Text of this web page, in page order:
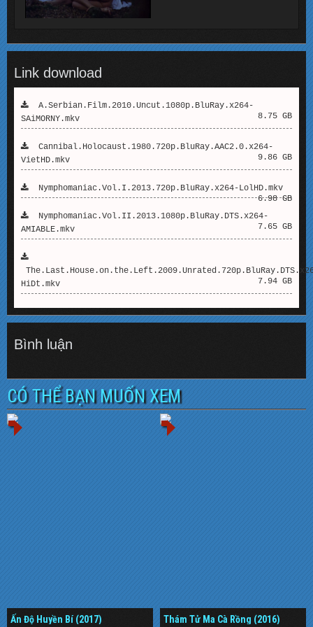
Link download
A.Serbian.Film.2010.Uncut.1080p.BluRay.x264-
SAiMORNY.mkv
8.75 GB
Cannibal.Holocaust.1980.720p.BluRay.AAC2.0.x264-
VietHD.mkv
9.86 GB
Nymphomaniac.Vol.I.2013.720p.BluRay.x264-LolHD.mkv
6.98 GB
Nymphomaniac.Vol.II.2013.1080p.BluRay.DTS.x264-
AMIABLE.mkv
7.65 GB
HiDt.mkv
7.94 GB
Bình luận
CÓ THỂ BẠN MUỐN XEM
Ấn Độ Huyền Bí (2017) Thám Tử Ma Cà Rồng (2016)